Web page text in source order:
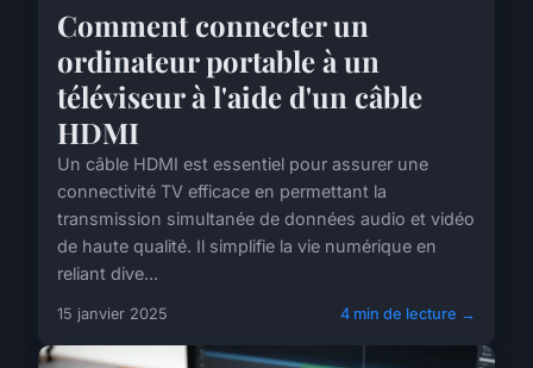
Comment connecter un
ordinateur portable à un
téléviseur à l'aide d'un câble
HDMI
Un câble HDMI est essentiel pour assurer une
connectivité TV efficace en permettant la
transmission simultanée de données audio et vidéo
de haute qualité. Il simplifie la vie numérique en
reliant dive...
15 janvier 2025 4 min de lecture →